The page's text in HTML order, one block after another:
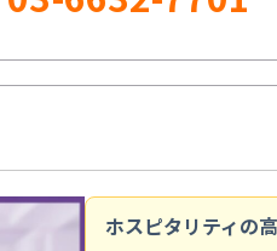
ホスピタリティの